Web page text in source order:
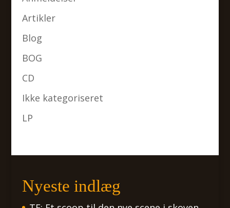
Artikler
Blog
BOG
CD
Ikke kategoriseret
LP
Nyeste indlæg